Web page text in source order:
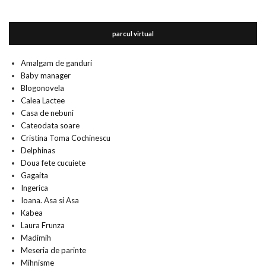
parcul virtual
Amalgam de ganduri
Baby manager
Blogonovela
Calea Lactee
Casa de nebuni
Cateodata soare
Cristina Toma Cochinescu
Delphinas
Doua fete cucuiete
Gagaita
Ingerica
Ioana. Asa si Asa
Kabea
Laura Frunza
Madimih
Meseria de parinte
Mihnisme